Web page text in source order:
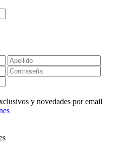
y novedades por email